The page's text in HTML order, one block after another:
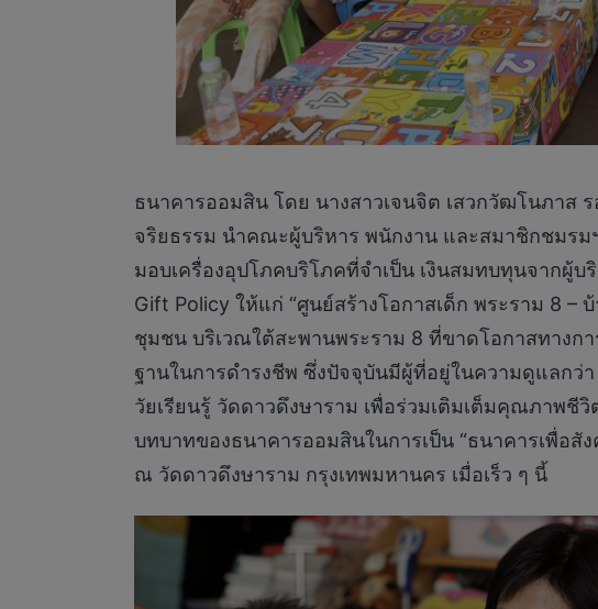
ธนาคารออมสิน โดย นางสาวเจนจิต เสวกวัฒโนภาส
จริยธรรม นำคณะผู้บริหาร พนักงาน และสมาชิกชมรม
มอบเครื่องอุปโภคบริโภคที่จำเป็น เงินสมทบทุนจากผู้
Gift Policy ให้แก่ “ศูนย์สร้างโอกาสเด็ก พระราม 8 –
ชุมชน บริเวณใต้สะพานพระราม 8 ที่ขาดโอกาสทางก
ฐานในการดำรงชีพ ซึ่งปัจจุบันมีผู้ที่อยู่ในความดูแลกว่
วัยเรียนรู้ วัดดาวดึงษาราม เพื่อร่วมเติมเต็มคุณภาพชี
บทบาทของธนาคารออมสินในการเป็น “ธนาคารเพื่อ
ณ วัดดาวดึงษาราม กรุงเทพมหานคร เมื่อเร็ว ๆ นี้